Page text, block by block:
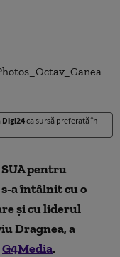
Digi24ca sursă preferată în
pentru
a întâlnit cu o
și cu liderul
Dragnea, a
G4Media.